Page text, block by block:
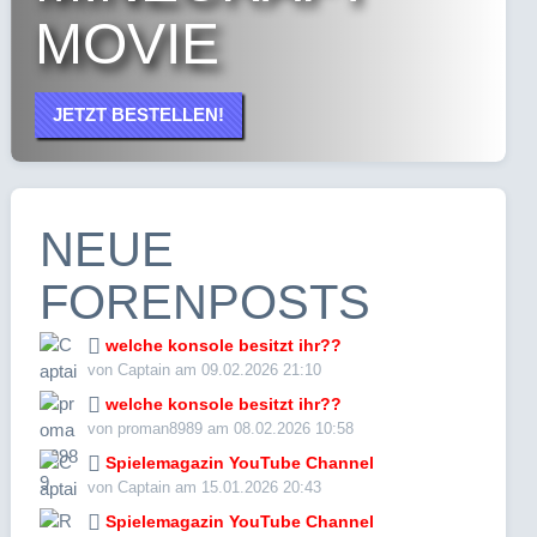
MOVIE
JETZT BESTELLEN!
NEUE
FORENPOSTS
welche konsole besitzt ihr??
von Captain am 09.02.2026 21:10
welche konsole besitzt ihr??
von proman8989 am 08.02.2026 10:58
Spielemagazin YouTube Channel
von Captain am 15.01.2026 20:43
Spielemagazin YouTube Channel